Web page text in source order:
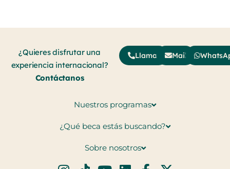
¿Quieres disfrutar una
experiencia internacional?
Contáctanos
Llamar Mail
Nuestros programas
¿Qué beca estás buscando?
Sobre nosotros